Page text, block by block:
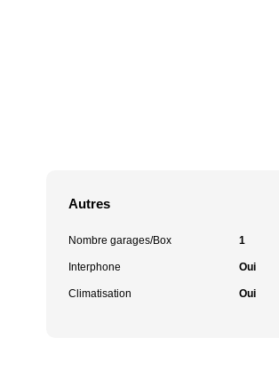
Autres
Nombre garages/Box 1
Interphone Oui
Climatisation Oui